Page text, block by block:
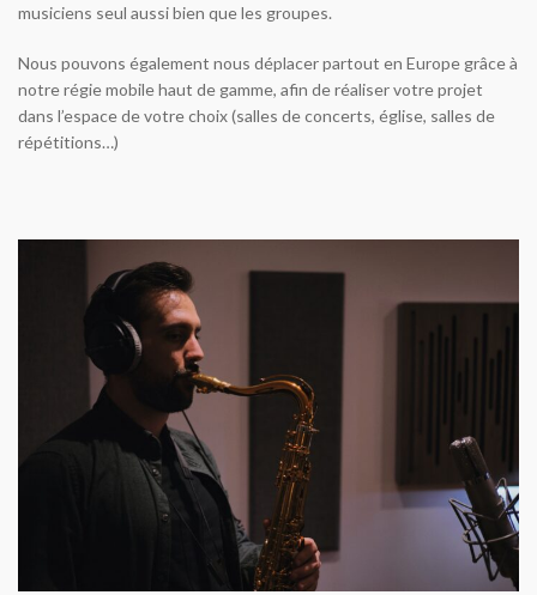
musiciens seul aussi bien que les groupes.
​Nous pouvons également nous déplacer partout en Europe grâce à
notre régie mobile haut de gamme, afin de réaliser votre projet
dans l’espace de votre choix (salles de concerts, église, salles de
répétitions…)